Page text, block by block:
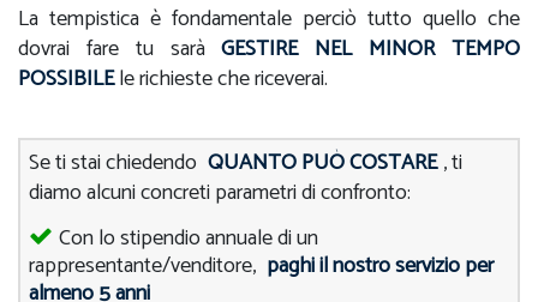
La tempistica è fondamentale perciò tutto quello che
dovrai fare tu saràGESTIRE NEL MINOR TEMPO
POSSIBILEle richieste che riceverai.
Se ti stai chiedendo QUANTO PUÒ COSTARE , ti
diamo alcuni concreti parametri di confronto:
Con lo stipendio annuale di un
rappresentante/venditore, paghi il nostro servizio per
almeno 5 anni